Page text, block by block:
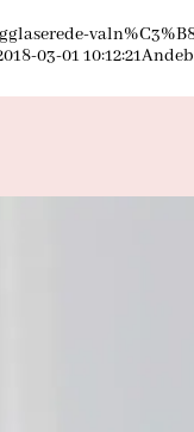
03-01 10:12:21